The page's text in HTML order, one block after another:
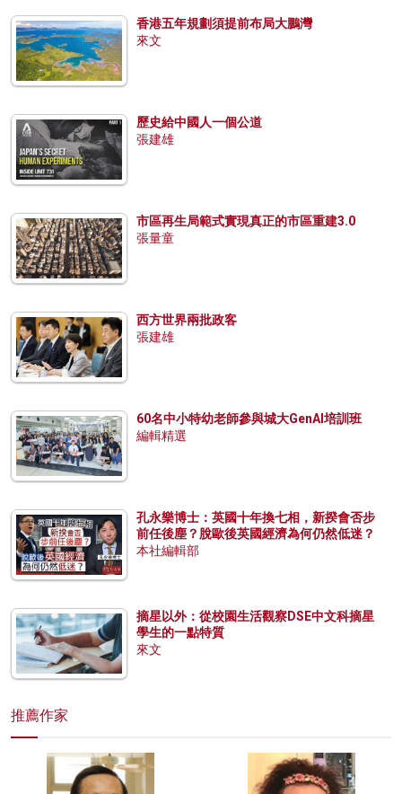
香港五年規劃須提前布局大鵬灣
來文
歷史給中國人一個公道
張建雄
市區再生局範式實現真正的市區重建3.0
張量童
西方世界兩批政客
張建雄
60名中小特幼老師參與城大GenAI培訓班
編輯精選
孔永樂博士：英國十年換七相，新揆會否步
前任後塵？脫歐後英國經濟為何仍然低迷？
本社編輯部
摘星以外：從校園生活觀察DSE中文科摘星
學生的一點特質
來文
推薦作家